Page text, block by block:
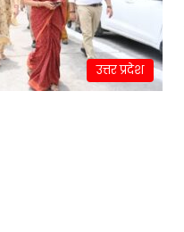
उत्तर प्रदेश